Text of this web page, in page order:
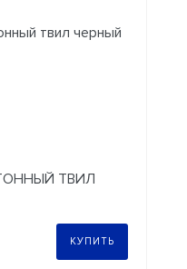
ТВИЛ
КУПИТЬ